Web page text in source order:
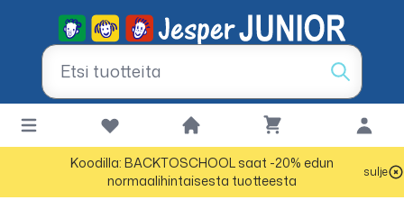
Koodilla: BACKTOSCHOOL saat -20% edun
normaalihintaisesta tuotteesta
sulje